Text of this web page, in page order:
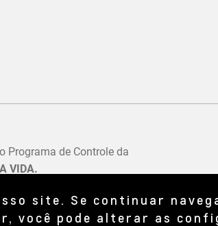
site. Se continuar
você pode alterar as